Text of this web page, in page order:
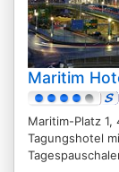
Maritim
Maritim-Platz 1,
Tagungshotel